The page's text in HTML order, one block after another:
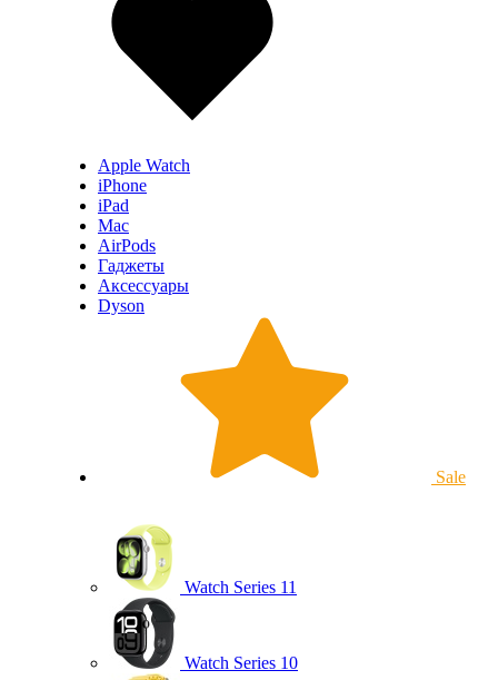
Apple Watch
iPhone
iPad
Mac
AirPods
Гаджеты
Аксессуары
Dyson
Sale
Watch Series 11
Watch Series 10